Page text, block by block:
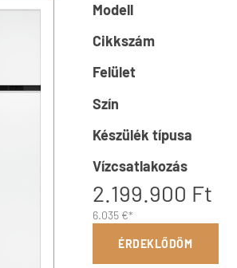
Modell
Cikkszám
Felület
Szín
Készülék típusa
Vízcsatlakozás
2.199.900 Ft
6.035 €*
ÉRDEKLŐDÖM